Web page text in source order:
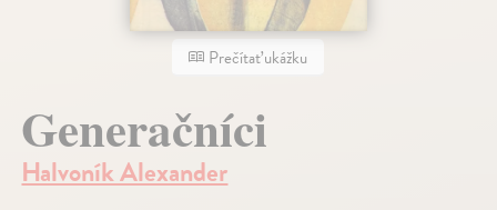
Prečítať ukážku
Generačníci
Halvoník Alexander